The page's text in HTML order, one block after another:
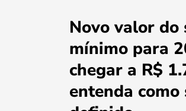
Novo valor do
mínimo para
chegar a R$
entenda como